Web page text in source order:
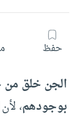
حفظ
الجن خلق من
بوجودهم،